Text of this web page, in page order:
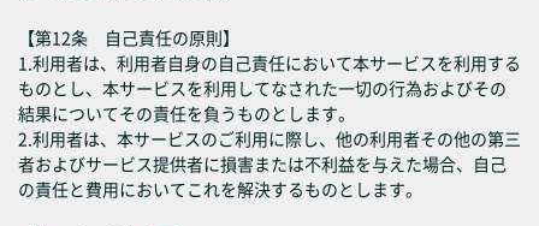
【第12条 自己責任の原則】
1.利用者は、利用者自身の自己責任において本サービスを利用する
ものとし、本サービスを利用してなされた一切の行為およびその
結果についてその責任を負うものとします。
2.利用者は、本サービスのご利用に際し、他の利用者その他の第三
者およびサービス提供者に損害または不利益を与えた場合、自己
の責任と費用においてこれを解決するものとします。